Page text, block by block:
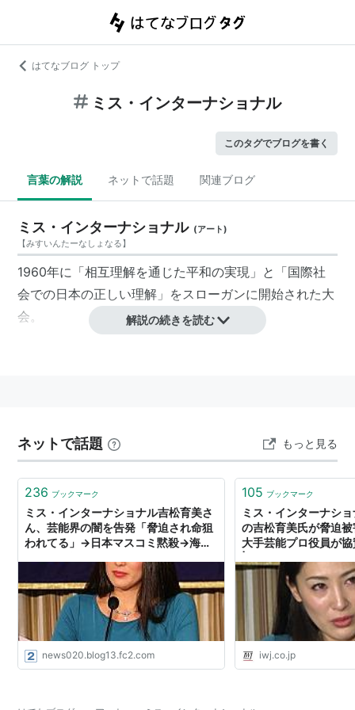
はてなブログ トップ
ミス・インターナショナル
このタグでブログを書く
言葉の解説 ネットで話題 関連ブログ
ミス・インターナショナル (アート)
【みすいんたーなしょなる】
1960年に「相互理解を通じた平和の実現」と「国際社
会での日本の正しい理解」をスローガンに開始された大
会。
1位：白田久子
3位：田所麻里
4位：長友なつみ
5位：小川祐里奈
つんく♂（シャ乱Q）
パンツェッタ・ジローラモ
ク 投票サイト
解説の続きを読む
ネットで話題 もっと見る
236 ブックマーク
ミス・インターナショナル吉松育美さ
ん、芸能界の闇を告発「脅迫され命狙
われてる」→日本マスコミ黙殺→海外
news020.blog13.fc2.com
105 ブックマーク
ミス・インターナシ
の吉松育美氏が脅迫
大手芸能プロ役員が
iwj.co.jp